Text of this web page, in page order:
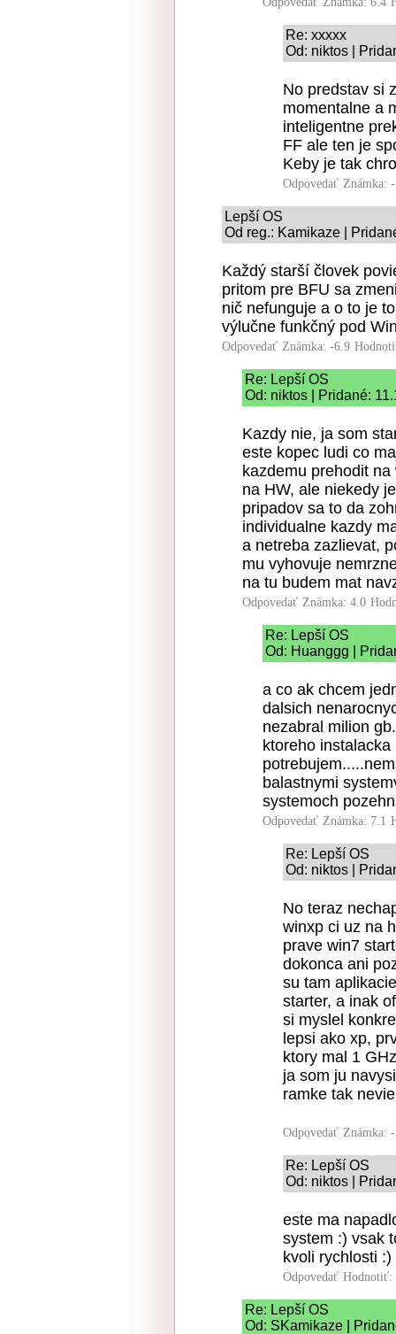
Re: xxxxx
Od: niktos |
No predstav si
momentalne a
inteligentne
FF ale ten je
Keby je tak
Odpovedať Známka:
Lepší OS
Od reg.: Kamikaze |
Každý starší človek
pritom pre BFU sa
nič nefunguje a o to je
výlučne funkčný pod
Odpovedať Známka: -6.9
Re: Lepší OS
Od: niktos | Pridané:
Kazdy nie, ja som
este kopec ludi co
kazdemu prehodit
na HW, ale niekedy
pripadov sa to da
individualne kazdy
a netreba zazlievat,
mu vyhovuje
na tu budem mat
Odpovedať Známka: 4.0
Re: Lepší OS
Od: Huanggg |
a co ak chcem
dalsich
nezabral milion
ktoreho
balastnymi
systemoch
Odpovedať Známka: 7.1
Re: Lepší OS
Od: niktos |
No teraz
winxp ci uz na
prave win7
dokonca ani
su tam
starter, a inak
si myslel
lepsi ako xp,
ktory mal 1
ja som ju
ramke tak
Odpovedať Známka:
Re: Lepší OS
Od: niktos |
este ma
system :) vsak
kvoli rychlosti
Odpovedať Hodnotiť:
Re: Lepší OS
Od: SKamikaze |